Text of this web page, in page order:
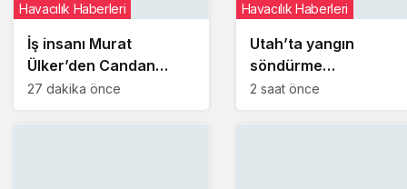
İş insanı Murat
Ülker’den Candan
Karlıtekin’in THY ile
Havacılık Haberleri
27 dakika önce
Utah’ta yangın
söndürme
çalışmalarına katılan
Havacılık Haberleri
2 saat önce